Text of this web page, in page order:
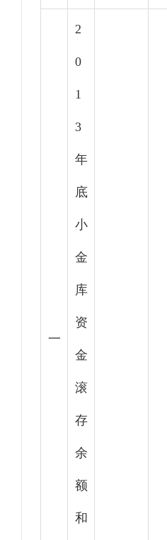
一
2
0
1
3
年
底
小
金
库
资
金
滚
存
余
额
和